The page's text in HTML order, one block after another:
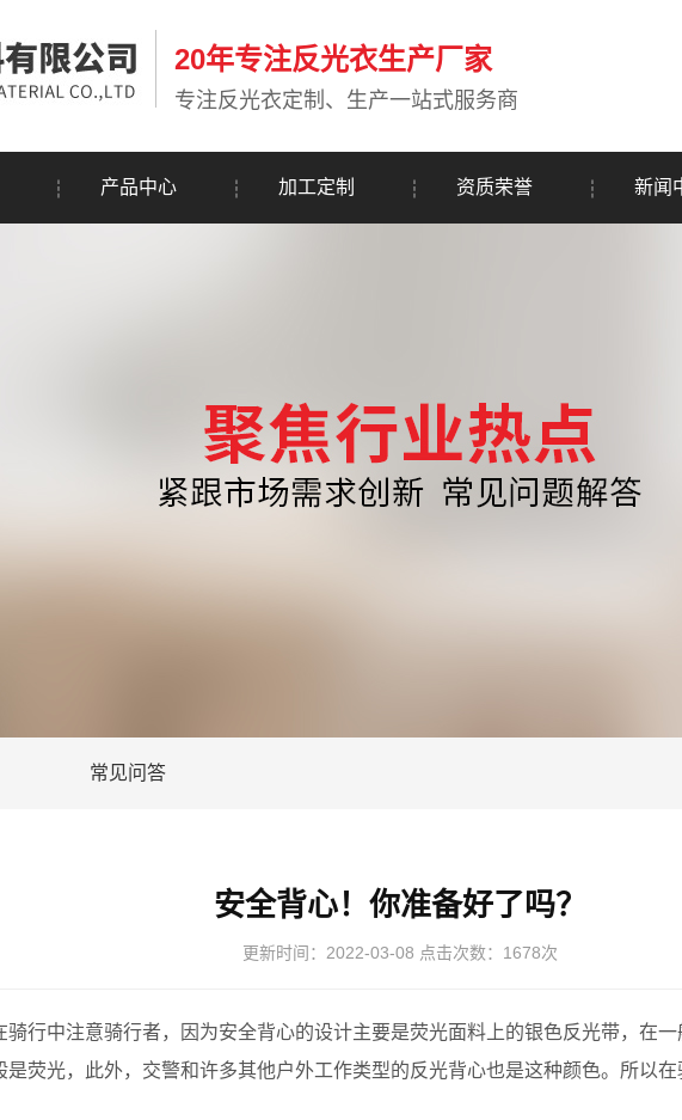
20年专注反光衣生产厂家
专注反光衣定制、生产一站式服务商
产品中心 加工定制 资质荣誉 新闻
常见问答
安全背心！你准备好了吗？
更新时间： 2022-03-08 点击次数： 1678次
中注意骑行者，因为安全背心的设计主要是荧光面料上的银色反光带，在一
荧光，此外，交警和许多其他户外工作类型的反光背心也是这种颜色。所以